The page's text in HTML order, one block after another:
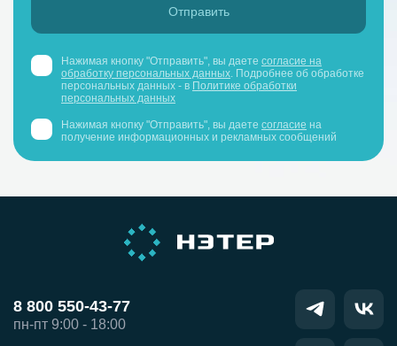
Нажимая кнопку "Отправить", вы даете согласие на
обработку персональных данных . Подробнее об обработке
персональных данных - в Политике обработки
персональных данных
Нажимая кнопку "Отправить", вы даете согласие на
получение информационных и рекламных сообщений
8 800 550-43-77
пн-пт 9:00 - 18:00